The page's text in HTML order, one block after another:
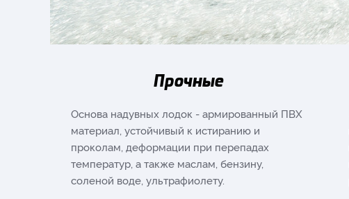
Прочные
Основа надувных лодок - армированный ПВХ
материал, устойчивый к истиранию и
проколам, деформации при перепадах
температур, а также маслам, бензину,
соленой воде, ультрафиолету.